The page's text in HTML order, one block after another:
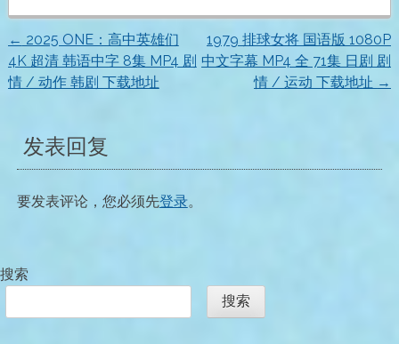
文
章
导
航
← 2025 ONE：高中英雄们
4K 超清 韩语中字 8集 MP4 剧
情 / 动作 韩剧 下载地址
1979 排球女将 国语版 1080P
中文字幕 MP4 全 71集 日剧 剧
情 / 运动 下载地址 →
发表回复
要发表评论，您必须先登录。
搜索
搜索